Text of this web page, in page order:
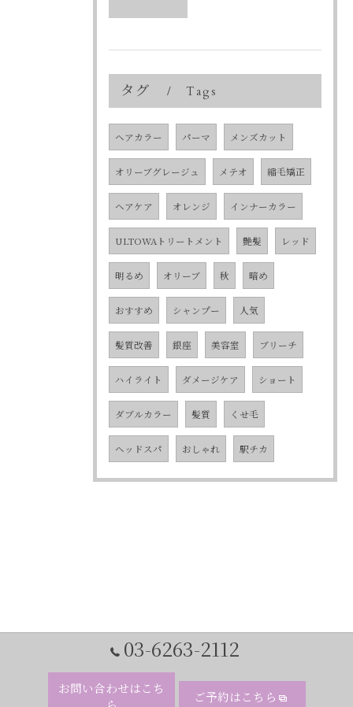
タグ Tags
ヘアカラー パーマ メンズカット
オリーブグレージュ メテオ 縮毛矯正
ヘアケア オレンジ インナーカラー
ULTOWAトリートメント 艶髪 レッド
明るめ オリーブ 秋 暗め
おすすめ シャンプー 人気
髪質改善 銀座 美容室 ブリーチ
ハイライト ダメージケア ショート
ダブルカラー 髪質 くせ毛
ヘッドスパ おしゃれ 駅チカ
03-6263-2112
お問い合わせはこち
ご予約はこちら